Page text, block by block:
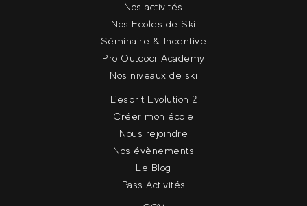
Nos activités
Nos Ecoles de Ski
Séminaire & Incentive
Pro Outdoor Academy
Nos niveaux de ski
L'esprit Evolution 2
Créer mon école
Nous rejoindre
Nos évènements
Le Blog
Pass Activités